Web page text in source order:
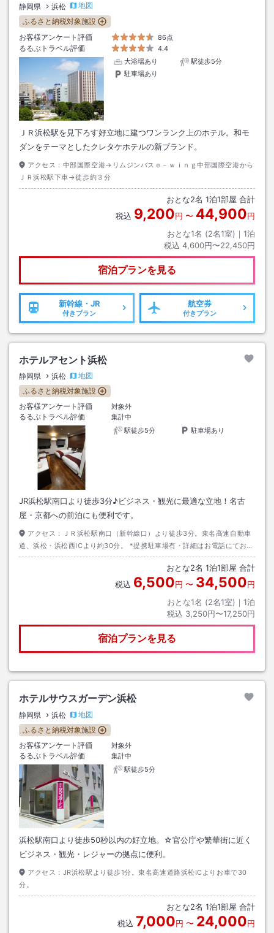
静岡県 浜松
地図
ふるさと納税対象施設
お客様アンケート評価
86点
るるぶトラベル評価
4.4
大浴場あり
駅徒歩5分
駐車場あり
ＪＲ浜松駅を見下ろす好立地に建つワンランク上のホテル。和モ
ダンをテーマとしたクレタケホテルの新ブランド。
アクセス： 中部国際空港→リムジンバスｅ－ｗｉｎｇ中部国際空港から
ＪＲ浜松駅下車→徒歩約３分
おとな2名 1泊1部屋 合計
税込 9,200円 〜 44,900円
おとな1名 (2名1室)｜ 1泊
税込 4,600円〜22,450円
宿泊プランを見る
新幹線・JR
付きプラン
航空券
付きプラン
ホテルアセント浜松
静岡県 浜松
地図
ふるさと納税対象施設
お客様アンケート評価
対象外
るるぶトラベル評価
集計中
駅徒歩5分
駐車場あり
JR浜松駅南口より徒歩3分♪ビジネス・観光に最適な立地！名古
屋・京都への前泊にも便利です。
アクセス：
ＪＲ浜松駅南口（新幹線口）より徒歩3分。東名高速自動車
道、浜松・浜松西ICより約30分。 *提携駐車場有・詳細はお電話にてお問
い合わせください。
おとな2名 1泊1部屋 合計
税込 6,500円 〜 34,500円
おとな1名 (2名1室)｜ 1泊
税込 3,250円〜17,250円
宿泊プランを見る
ホテルサウスガーデン浜松
静岡県 浜松
地図
ふるさと納税対象施設
お客様アンケート評価
対象外
るるぶトラベル評価
集計中
駅徒歩5分
浜松駅南口より徒歩50秒以内の好立地。☆官公庁や繁華街に近く
ビジネス・観光・レジャーの拠点に便利。
アクセス： JR浜松駅より徒歩1分。東名高速道路浜松ICよりお車で30
分。
おとな2名 1泊1部屋 合計
税込 7,000円 〜 24,000円